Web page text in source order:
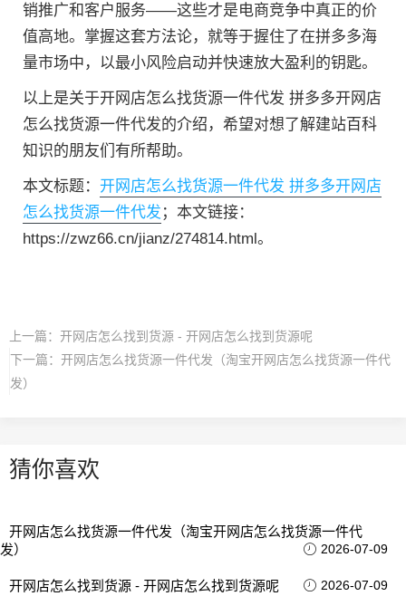
销推广和客户服务——这些才是电商竞争中真正的价
值高地。掌握这套方法论，就等于握住了在拼多多海
量市场中，以最小风险启动并快速放大盈利的钥匙。
以上是关于开网店怎么找货源一件代发 拼多多开网店
怎么找货源一件代发的介绍，希望对想了解建站百科
知识的朋友们有所帮助。
本文标题： 开网店怎么找货源一件代发 拼多多开网店
怎么找货源一件代发 ；本文链接：
https://zwz66.cn/jianz/274814.html。
上一篇： 开网店怎么找到货源 - 开网店怎么找到货源呢
下一篇： 开网店怎么找货源一件代发（淘宝开网店怎么找货源一件代
发）
猜你喜欢
开网店怎么找货源一件代发（淘宝开网店怎么找货源一件代
发）
2026-07-09
开网店怎么找到货源 - 开网店怎么找到货源呢 2026-07-09